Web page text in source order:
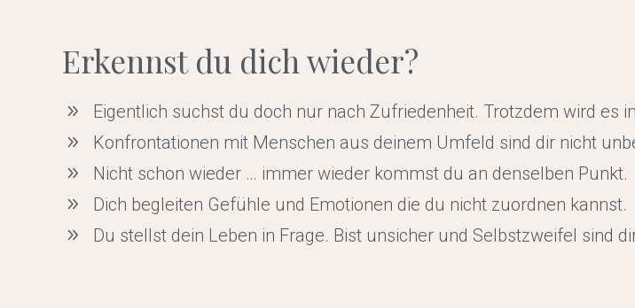
Erkennst du dich wieder?
Eigentlich suchst du doch nur nach Zufriedenheit. Trotzdem wird
Konfrontationen mit Menschen aus deinem Umfeld sind dir nicht
Nicht schon wieder … immer wieder kommst du an denselben Punkt.
Dich begleiten Gefühle und Emotionen die du nicht zuordnen kannst.
Du stellst dein Leben in Frage. Bist unsicher und Selbstzweifel sind